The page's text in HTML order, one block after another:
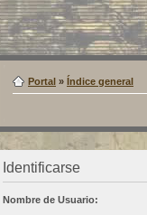
Portal » Índice general
Identificarse
Nombre de Usuario: